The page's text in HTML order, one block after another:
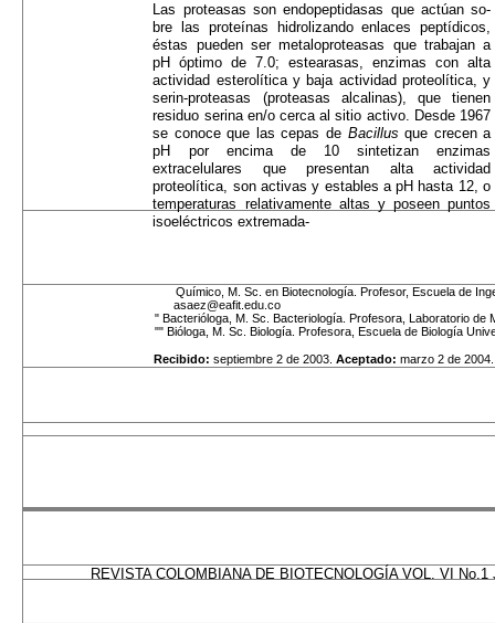
Las proteasas son endopeptidasas que actúan so­
bre las proteínas hidrolizando enlaces peptídicos,
éstas pueden ser metaloproteasas que trabajan a
pH óptimo de 7.0; estearasas, enzimas con alta
activi­dad esterolítica y baja actividad proteolítica, y
serin-proteasas (proteasas alcalinas), que tienen
residuo serina en/o cerca al sitio activo. Desde 1967
se co­noce que las cepas de Bacillusque crecen a
pH por encima de 10 sintetizan enzimas
extracelulares que presentan alta actividad
proteolítica, son activas y estables a pH hasta 12, o
temperaturas relativamen­te altas y poseen puntos
isoeléctricos extremada-
Químico, M. Sc. en Biotecnología. Profesor, Escuela de
asaez@eafit.edu.co
" Bacterióloga, M. Sc. Bacteriología. Profesora, Laboratorio de
"" Bióloga, M. Sc. Biología. Profesora, Escuela de Biología
Recibido: septiembre 2 de 2003. Aceptado: marzo 2 de 2004.
REVISTA COLOMBIANA DE BIOTECNOLOGÍA VOL. VI No.1